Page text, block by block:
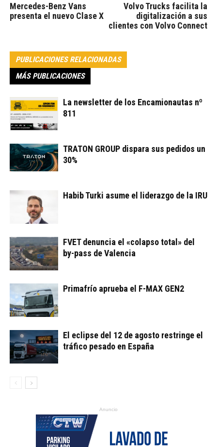
Mercedes-Benz Vans
presenta el nuevo Clase X
Volvo Trucks facilita la
digitalización a sus
clientes con Volvo Connect
PUBLICACIONES RELACIONADAS
MÁS PUBLICACIONES
La newsletter de los Encamionautas nº
811
TRATON GROUP dispara sus pedidos un
30%
Habib Turki asume el liderazgo de la IRU
FVET denuncia el «colapso total» del
by-pass de Valencia
Primafrío aprueba el F-MAX GEN2
El eclipse del 12 de agosto restringe el
tráfico pesado en España
Anuncio